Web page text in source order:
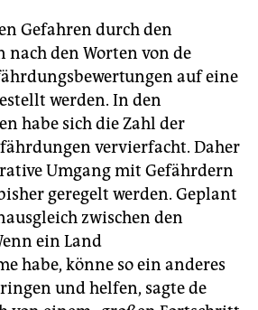
Gefahren durch den
nach den Worten von de
auf eine
werden. In den
habe sich die Zahl der
vervierfacht. Daher
Umgang mit Gefährdern
geregelt werden. Geplant
zwischen den
ein Land
habe, könne so ein anderes
und helfen, sagte de